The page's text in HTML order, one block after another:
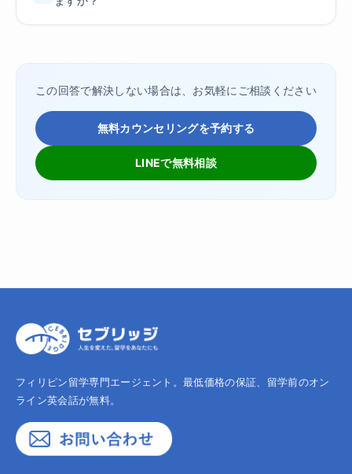
この回答で解決しない場合は、お気軽にご相談ください
無料カウンセリングを予約する
LINEで無料相談
フィリピン留学専門エージェント。最低価格の保証、留学前のオン
ライン英会話が無料。